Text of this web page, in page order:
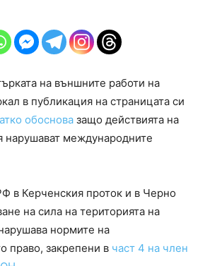
на външните работи на
в публикация на страницата си
обоснова защо действията на
нарушават международните
в Керченския проток и в Черно
на сила на територията на
нормите на
право, закрепени в част 4 на член